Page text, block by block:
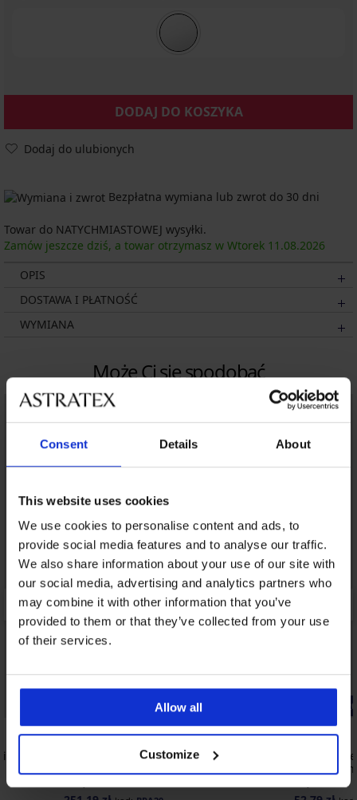
Consent Details About
This website uses cookies
We use cookies to personalise content and ads, to
provide social media features and to analyse our traffic.
We also share information about your use of our site with
our social media, advertising and analytics partners who
may combine it with other information that you’ve
provided to them or that they’ve collected from your use
of their services.
Allow all
Customize
DODAJ DO KOSZYKA
Dodaj do ulubionych
Bezpłatna wymiana lub zwrot do 30 dni
Towar do NATYCHMIASTOWEJ wysyłki.
Zamów jeszcze dziś, a towar otrzymasz w Wtorek 11.08.2026
OPIS
DOSTAWA I PŁATNOŚĆ
WYMIANA
Może Ci się spodobać
5
4,5
Biustonosz przeciwzmarszczkowy La
313,99 zł
-20% BRA20
65,99 zł